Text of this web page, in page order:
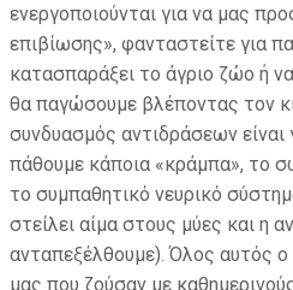
ενεργοποιούνται για να μας
επιβίωσης», φανταστείτε για
κατασπαράξει το άγριο ζώο ή
θα παγώσουμε βλέποντας τον
συνδυασμός αντιδράσεων
πάθουμε κάποια «κράμπα», το
το συμπαθητικό νευρικό
στείλει αίμα στους μύες και η
ανταπεξέλθουμε). Όλος αυτός
μας που ζούσαν με